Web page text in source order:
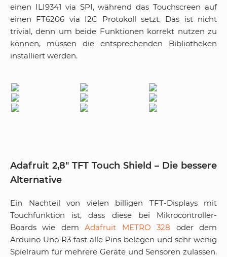
einen ILI9341 via SPI, während das Touchscreen auf
einen FT6206 via I2C Protokoll setzt. Das ist nicht
trivial, denn um beide Funktionen korrekt nutzen zu
können, müssen die entsprechenden Bibliotheken
installiert werden.
Adafruit 2,8″ TFT Touch Shield – Die bessere
Alternative
Ein Nachteil von vielen billigen TFT-Displays mit
Touchfunktion ist, dass diese bei Mikrocontroller-
Boards wie demAdafruit METRO 328 oder dem
Arduino Uno R3 fast alle Pins belegen und sehr wenig
Spielraum für mehrere Geräte und Sensoren zulassen.